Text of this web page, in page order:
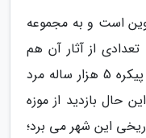
است و به مجموعه
از آثار آن هم
متعلق به شهرهای دیگر هستند مثل پیکره 5 هزار ساله مرد
حال بازدید از موزه
این شهر می برد؛